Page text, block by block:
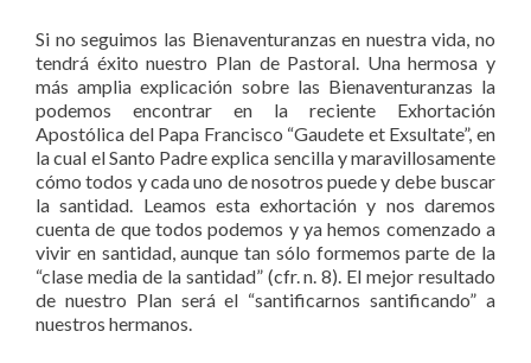
Si no seguimos las Bienaventuranzas en nuestra vida, no
tendrá éxito nuestro Plan de Pastoral. Una hermosa y
más amplia explicación sobre las Bienaventuranzas la
podemos encontrar en la reciente Exhortación
Apostólica del Papa Francisco “Gaudete et Exsultate”, en
la cual el Santo Padre explica sencilla y maravillosamente
cómo todos y cada uno de nosotros puede y debe buscar
la santidad. Leamos esta exhortación y nos daremos
cuenta de que todos podemos y ya hemos comenzado a
vivir en santidad, aunque tan sólo formemos parte de la
“clase media de la santidad” (cfr. n. 8). El mejor resultado
de nuestro Plan será el “santificarnos santificando” a
nuestros hermanos.